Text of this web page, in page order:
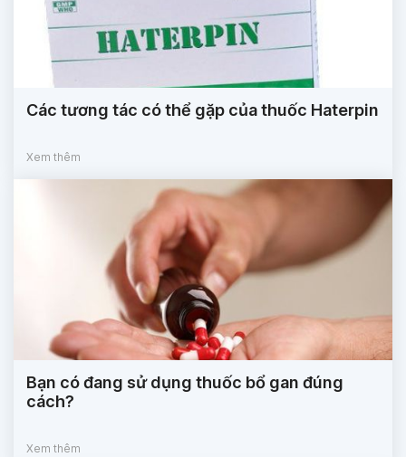
Các tương tác có thể gặp của thuốc Haterpin
Xem thêm
Bạn có đang sử dụng thuốc bổ gan đúng
cách?
Xem thêm